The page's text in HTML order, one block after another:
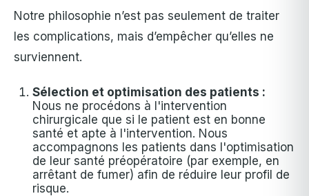
Notre philosophie n’est pas seulement de traiter
les complications, mais d’empêcher qu’elles ne
surviennent.
Sélection et optimisation des patients :
Nous ne procédons à l'intervention
chirurgicale que si le patient est en bonne
santé et apte à l'intervention. Nous
accompagnons les patients dans l'optimisation
de leur santé préopératoire (par exemple, en
arrêtant de fumer) afin de réduire leur profil de
risque.